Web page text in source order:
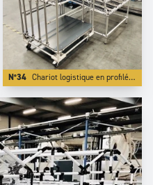
N°34 Chariot logistique en profilé aluminium gamme S et flowrack à présentation frontale inclinée.